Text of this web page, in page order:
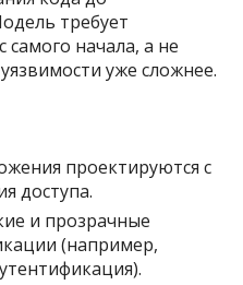
требует
самого начала, а не
уже сложнее.
проектируются с
доступа.
и прозрачные
(например,